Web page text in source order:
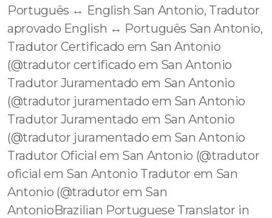
Português ↔️ English San Antonio, Tradutor
aprovado English ↔️ Português San Antonio,
Tradutor Certificado em San Antonio
(@tradutor certificado em San Antonio
Tradutor Juramentado em San Antonio
(@tradutor juramentado em San Antonio
Tradutor Juramentado em San Antonio
(@tradutor juramentado em San Antonio
Tradutor Oficial em San Antonio (@tradutor
oficial em San Antonio Tradutor em San
Antonio (@tradutor em San
AntonioBrazilian Portuguese Translator in